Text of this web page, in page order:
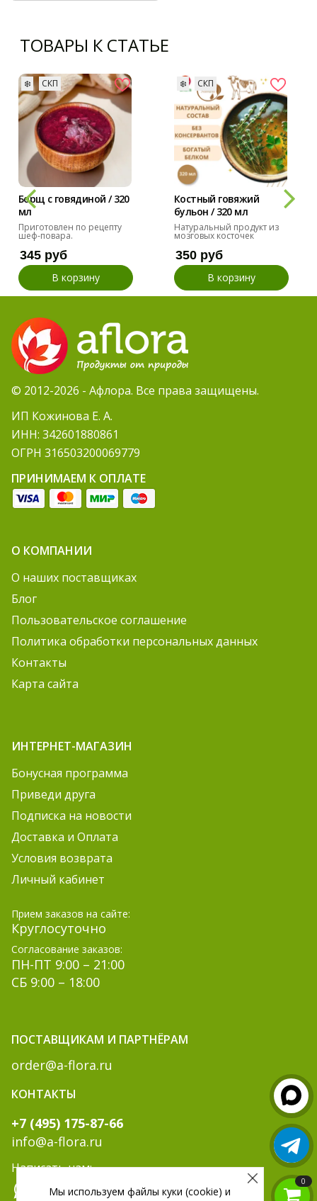
ТОВАРЫ К СТАТЬЕ
❄️ СКП
Борщ с говядиной / 320
мл
Приготовлен по рецепту
шеф-повара.
345 руб
В корзину
❄️ СКП
Костный говяжий
бульон / 320 мл
Натуральный продукт из
мозговых косточек
350 руб
В корзину
© 2012-2026 - Афлора. Все права защищены.
ИП Кожинова Е. А.
ИНН: 342601880861
ОГРН 316503200069779
ПРИНИМАЕМ К ОПЛАТЕ
О КОМПАНИИ
О наших поставщиках
Блог
Пользовательское соглашение
Политика обработки персональных данных
Контакты
Карта сайта
ИНТЕРНЕТ-МАГАЗИН
Бонусная программа
Приведи друга
Подписка на новости
Доставка и Оплата
Условия возврата
Личный кабинет
Прием заказов на сайте:
Круглосуточно
Согласование заказов:
ПН-ПТ 9:00 – 21:00
СБ 9:00 – 18:00
ПОСТАВЩИКАМ И ПАРТНЁРАМ
order@a-flora.ru
КОНТАКТЫ
+7 (495) 175-87-66
info@a-flora.ru
Написать нам:
0
Мы используем файлы куки (cookie) и